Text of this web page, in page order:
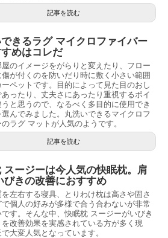
記事を読む
きるラグ マイクロファイバー
めはコレだ
屋のイメージをがらりと変えたり、フロー
傷が付くのを防いだり時に敷く小さい範囲
ペットです。目的によって見た目のおし
あったり、丈夫さにあったり重視するポイ
うと思うので、なるべく多目的に使用でき
選んでみました。丸洗いできるマイクロフ
のラグ マットが人気のようです。
記事を読む
スージーは今人気の快眠枕。肩
びきの改善におすすめ
を左右する寝具、とりわけ枕は高さや固さ
個人の好みが多様で合う合わないが非常
です。そんな中、快眠枕 スージーがいびき
改善効果を実感されている方が多く現
大変人気となっています。